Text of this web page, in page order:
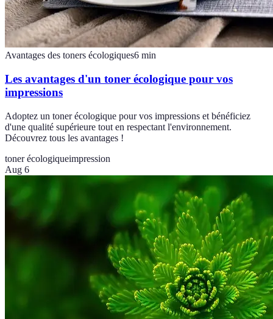
Avantages des toners écologiques6 min
Les avantages d'un toner écologique pour vos
impressions
Adoptez un toner écologique pour vos impressions et bénéficiez
d'une qualité supérieure tout en respectant l'environnement.
Découvrez tous les avantages !
toner écologiqueimpression
Aug 6